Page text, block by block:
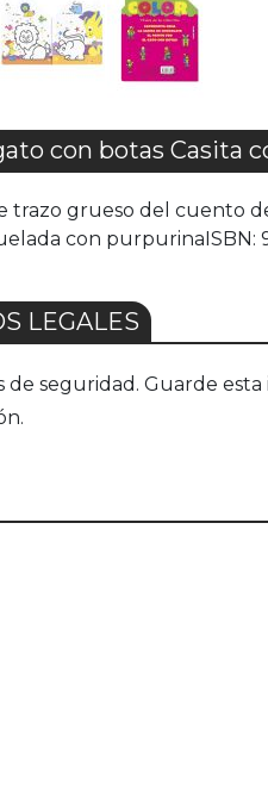
con botas Casita
trazo grueso del cuento
con purpurinaISBN:
LEGALES
seguridad. Guarde